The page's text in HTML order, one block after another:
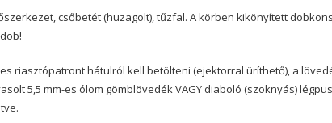
csőbetét (huzagolt), tűzfal. A körben kikönyített
riasztópatront hátulról kell betölteni (ejektorral üríthető), a
5,5 mm-es ólom gömblövedék VAGY diaboló (szoknyás)